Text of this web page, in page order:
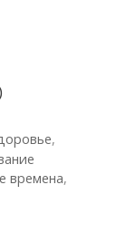
,
времена,